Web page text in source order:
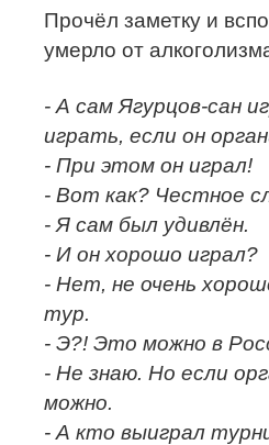
Прочёл заметку и
умерло от
- А сам Ягурцов-сан
играть, если он
- При этом он играл!
- Вот как? Честное
- Я сам был удивлён.
- И он хорошо играл?
- Нет, не очень
тур.
- Э?! Это можно в
- Не знаю. Но если
можно.
- А кто выиграл